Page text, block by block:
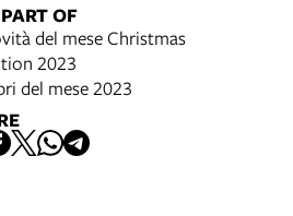
OF
del mese Christmas
2023
del mese 2023